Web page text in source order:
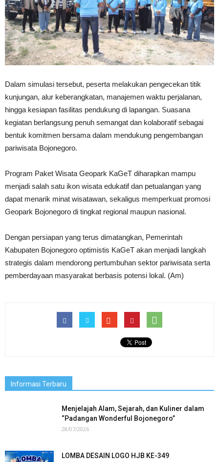
Dalam simulasi tersebut, peserta melakukan pengecekan titik
kunjungan, alur keberangkatan, manajemen waktu perjalanan,
hingga kesiapan fasilitas pendukung di lapangan. Suasana
kegiatan berlangsung penuh semangat dan kolaboratif sebagai
bentuk komitmen bersama dalam mendukung pengembangan
pariwisata Bojonegoro.
Program Paket Wisata Geopark KaGeT diharapkan mampu
menjadi salah satu ikon wisata edukatif dan petualangan yang
dapat menarik minat wisatawan, sekaligus memperkuat promosi
Geopark Bojonegoro di tingkat regional maupun nasional.
Dengan persiapan yang terus dimatangkan, Pemerintah
Kabupaten Bojonegoro optimistis KaGeT akan menjadi langkah
strategis dalam mendorong pertumbuhan sektor pariwisata serta
pemberdayaan masyarakat berbasis potensi lokal. (Am)
Informasi Terbaru
Menjelajah Alam, Sejarah, dan Kuliner dalam
“Padangan Wonderful Bojonegoro”
28/07/2026
LOMBA DESAIN LOGO HJB KE-349